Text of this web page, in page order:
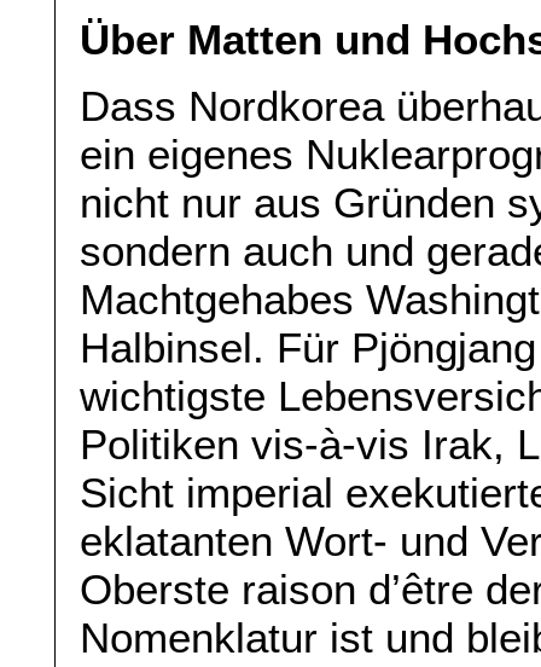
Über Matten und
Dass Nordkorea
ein eigenes
nicht nur aus Gründen
sondern auch und
Machtgehabes
Halbinsel. Für
wichtigste
Politiken vis-à-vis Irak,
Sicht imperial
eklatanten Wort- und
Oberste raison d’être
Nomenklatur ist und